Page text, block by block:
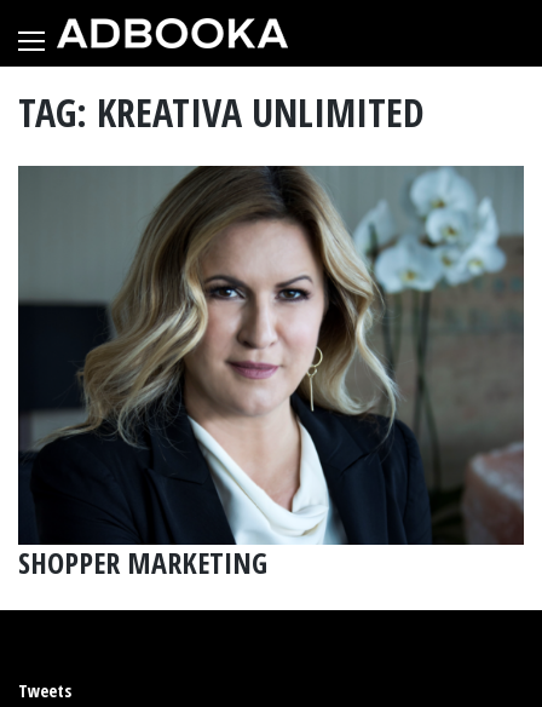
content
TAG: KREATIVA UNLIMITED
SHOPPER MARKETING
Tweets